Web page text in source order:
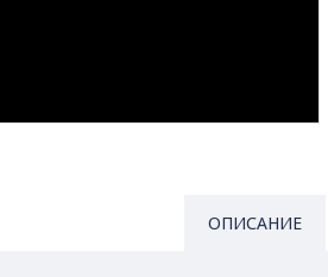
ОПИСАНИЕ